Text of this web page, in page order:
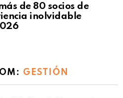
de 80 socios de
inolvidable
GESTIÓN